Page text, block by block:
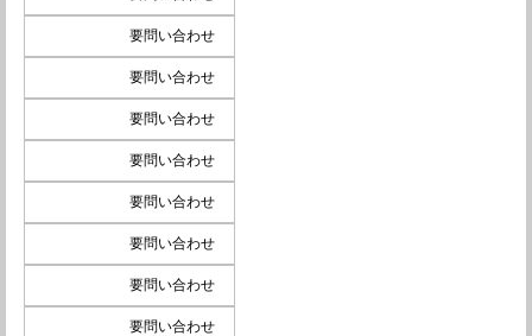
要問い合わせ
要問い合わせ
要問い合わせ
要問い合わせ
要問い合わせ
要問い合わせ
要問い合わせ
要問い合わせ